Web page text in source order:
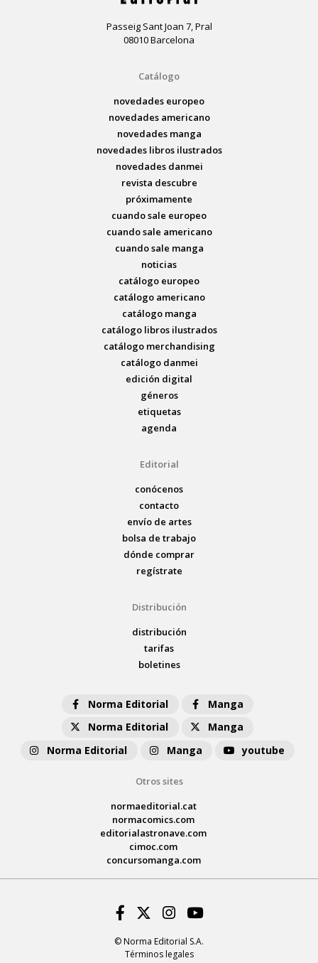
Passeig Sant Joan 7, Pral
08010 Barcelona
Catálogo
novedades europeo
novedades americano
novedades manga
novedades libros ilustrados
novedades danmei
revista descubre
próximamente
cuando sale europeo
cuando sale americano
cuando sale manga
noticias
catálogo europeo
catálogo americano
catálogo manga
catálogo libros ilustrados
catálogo merchandising
catálogo danmei
edición digital
géneros
etiquetas
agenda
Editorial
conócenos
contacto
envío de artes
bolsa de trabajo
dónde comprar
regístrate
Distribución
distribución
tarifas
boletines
Norma Editorial
Manga
Norma Editorial
Manga
Norma Editorial
Manga youtube
Otros sites
normaeditorial.cat
normacomics.com
editorialastronave.com
cimoc.com
concursomanga.com
© Norma Editorial S.A.
Términos legales
Facebook
Twitter
Instagram
Youtube